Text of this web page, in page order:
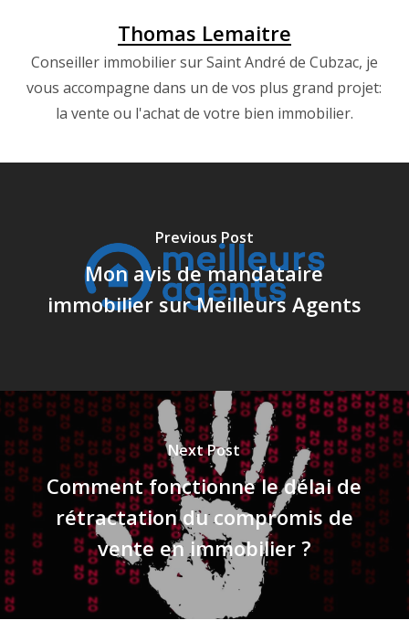
Thomas Lemaitre
Conseiller immobilier sur Saint André de Cubzac, je
vous accompagne dans un de vos plus grand projet:
la vente ou l'achat de votre bien immobilier.
Previous Post
Mon avis de mandataire
immobilier sur Meilleurs Agents
Next Post
Comment fonctionne le délai de
rétractation du compromis de
vente en immobilier ?